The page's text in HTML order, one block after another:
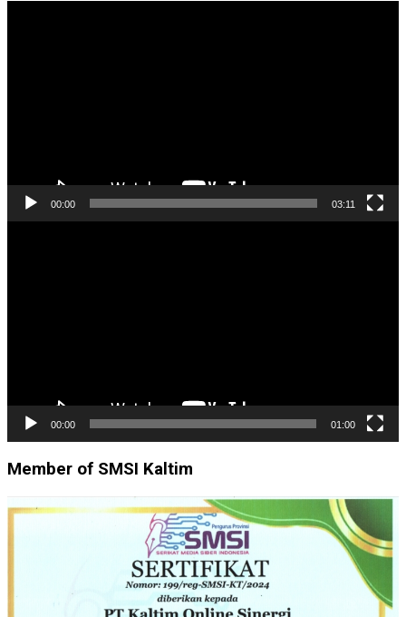
00:00 03:11
00:00 01:00
Member of SMSI Kaltim